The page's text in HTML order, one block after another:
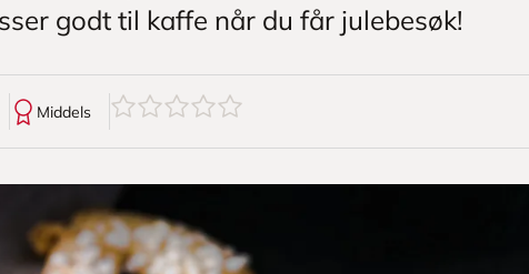
godt til kaffe når du får julebesøk!
Middels 0av5stjerner